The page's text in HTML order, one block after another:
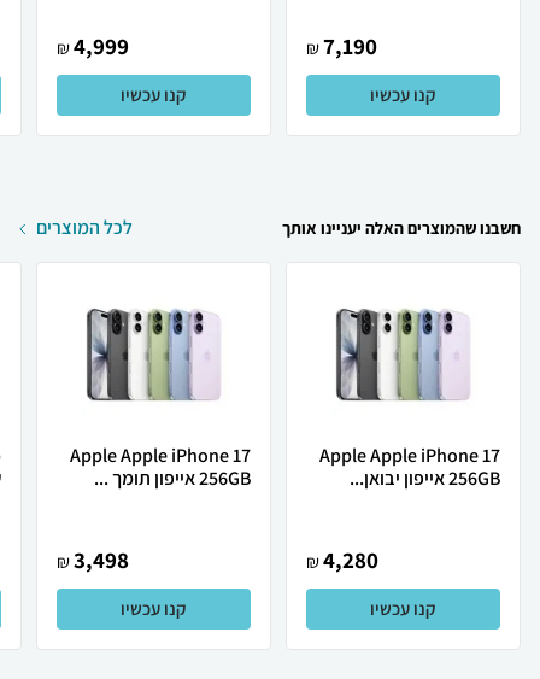
7,190
₪
קנו עכשיו
4,999
₪
קנו עכשיו
חשבנו שהמוצרים האלה יעניינו אותך לכל המוצרים
Apple Apple iPhone 17
256GB אייפון יבואן...
4,280
₪
קנו עכשיו
Apple Apple iPhone 17
256GB אייפון תומך ...
3,498
₪
קנו עכשיו